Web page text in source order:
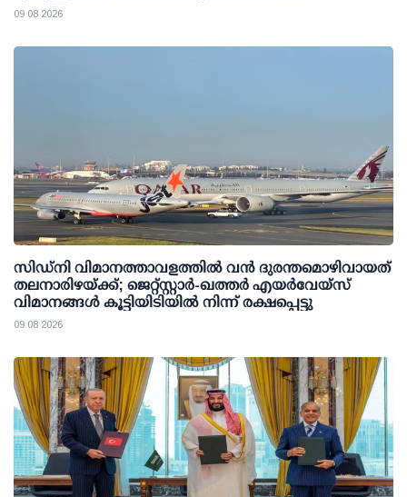
09 08 2026
സിഡ്‌നി വിമാനത്താവളത്തിൽ വൻ ദുരന്തമൊഴിവായത്
തലനാരിഴയ്ക്ക്; ജെറ്റ്‌സ്റ്റാർ-ഖത്തർ എയർവേയ്‌സ്
വിമാനങ്ങൾ കൂട്ടിയിടിയിൽ നിന്ന് രക്ഷപ്പെട്ടു
09 08 2026